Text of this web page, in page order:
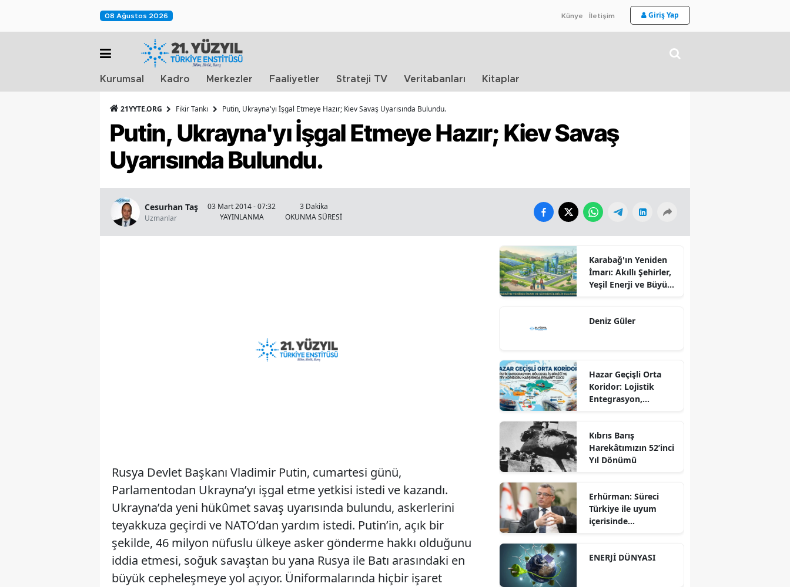
08 Ağustos 2026 Künye İletişim Giriş Yap
Kurumsal Kadro Merkezler Faaliyetler Strateji TV Veritabanları Kitaplar
21YYTE.ORG Fikir Tankı Putin, Ukrayna'yı İşgal Etmeye Hazır; Kiev Savaş Uyarısında Bulundu.
Putin, Ukrayna'yı İşgal Etmeye Hazır; Kiev Savaş
Uyarısında Bulundu.
Cesurhan Taş
Uzmanlar
03 Mart 2014 - 07:32
YAYINLANMA
3 Dakika
OKUNMA SÜRESİ
Rusya Devlet Başkanı Vladimir Putin, cumartesi günü,
Parlamentodan Ukrayna’yı işgal etme yetkisi istedi ve kazandı.
Ukrayna’da yeni hükûmet savaş uyarısında bulundu, askerlerini
teyakkuza geçirdi ve NATO’dan yardım istedi. Putin’in, açık bir
şekilde, 46 milyon nüfuslu ülkeye asker gönderme hakkı olduğunu
iddia etmesi, soğuk savaştan bu yana Rusya ile Batı arasındaki en
büyük cepheleşmeye yol açıyor. Üniformalarında hiçbir işaret
Karabağ'ın Yeniden
İmarı: Akıllı Şehirler,
Yeşil Enerji ve Büyük
Sürdürülebilir
Deniz Güler
Hazar Geçişli Orta
Koridor: Lojistik
Entegrasyon,
Karşısında Rekabet
Gücü
Kıbrıs Barış
Harekâtımızın 52’inci
Yıl Dönümü
Erhürman: Süreci
Türkiye ile uyum
içerisinde
ENERJİ DÜNYASI